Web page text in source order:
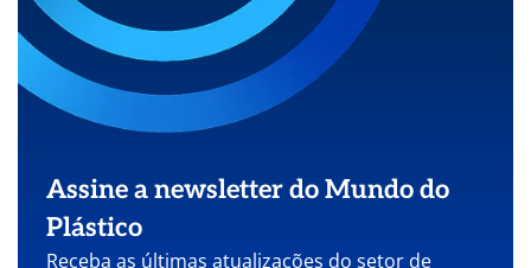
Assine a newsletter do Mundo do
Plástico
Receba as últimas atualizações do setor de